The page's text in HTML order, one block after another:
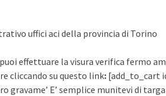
uffici aci della provincia di Torino
effettuare la visura verifica fermo
cliccando su questo link: [add_to_cart
E’ semplice munitevi di